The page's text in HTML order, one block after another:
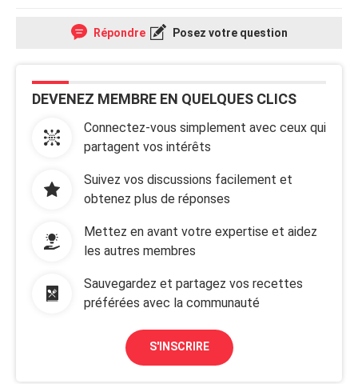
Répondre Posez votre question
DEVENEZ MEMBRE EN QUELQUES CLICS
Connectez-vous simplement avec ceux qui
partagent vos intérêts
Suivez vos discussions facilement et
obtenez plus de réponses
Mettez en avant votre expertise et aidez
les autres membres
Sauvegardez et partagez vos recettes
préférées avec la communauté
S'INSCRIRE